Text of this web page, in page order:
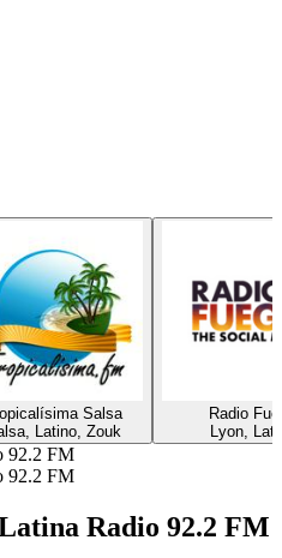
Salsa
Latino, Zouk
Radio
Lyon,
92.2 FM
92.2 FM
Radio 92.2 FM